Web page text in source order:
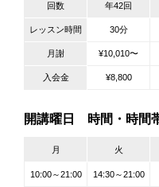
回数 年42回
レッスン時間 30分
月謝 ¥10,010〜
入会金 ¥8,800
開講曜日 時間・時間
月 火
10:00～21:00 14:30～21:00